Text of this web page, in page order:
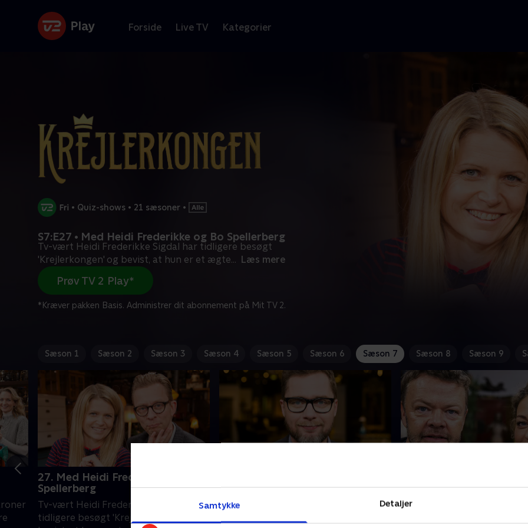
Samtykke Detaljer
Forside Live TV Kategorier
• Quiz-shows • 21 sæsoner •
S7:E27 • Med Heidi Frederikke og Bo Spellerberg
Tv-vært Heidi Frederikke Sigdal har tidligere besøgt
'Krejlerkongen' og bevist, at hun er et ægte... Læs mere
Prøv TV 2 Play*
*Kræver pakken Basis. Administrer dit abonnement på Mit TV 2.
Sæson 1 Sæson 2 Sæson 3 Sæson 4 Sæson 5 Sæson 6 Sæson 7 Sæson 8 Sæson 9
27. Med Heidi Frederikke og Bo
Spellerberg
Tv-vært Heidi Frederikke Sigdal har
tidligere besøgt 'Krejlerkongen' og
krejlerkonge står på spil, når de mest
vindende gæster dyster mod
Stephania Potalivo og